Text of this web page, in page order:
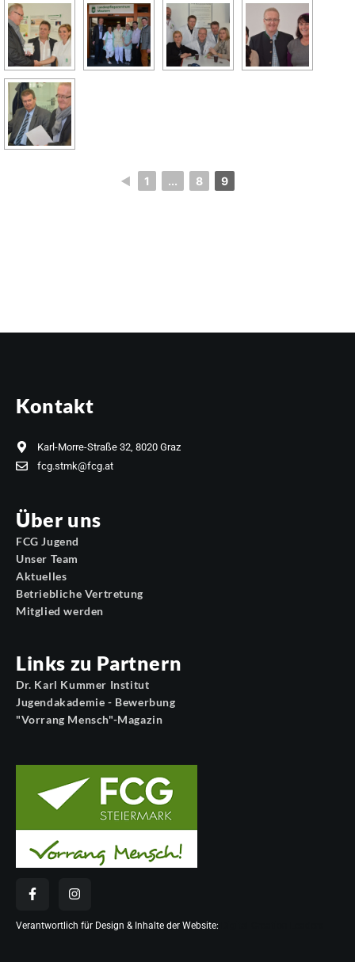
◄ 1 ... 8 9
Kontakt
Karl-Morre-Straße 32, 8020 Graz
fcg.stmk@fcg.at
Über uns
FCG Jugend
Unser Team
Aktuelles
Betriebliche Vertretung
Mitglied werden
Links zu Partnern
Dr. Karl Kummer Institut
Jugendakademie - Bewerbung
"Vorrang Mensch"-Magazin
Verantwortlich für Design & Inhalte der Website: